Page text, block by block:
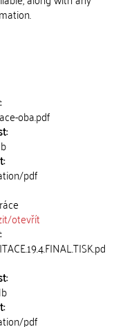
oba.pdf
pdf
otevřít
pdf